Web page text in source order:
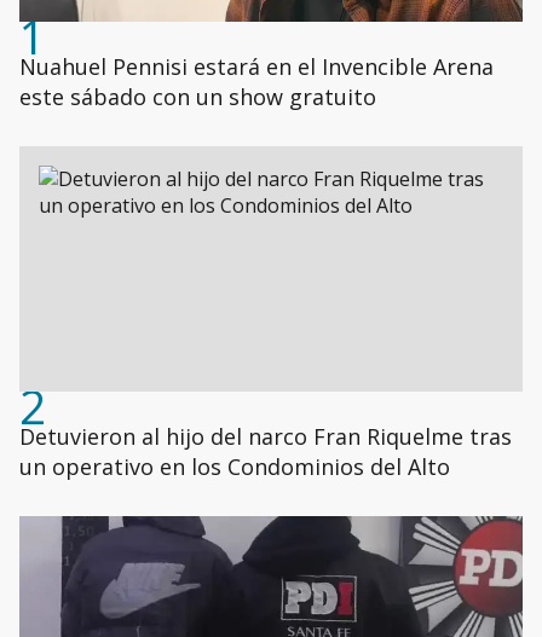
1
Nuahuel Pennisi estará en el Invencible Arena
este sábado con un show gratuito
2
Detuvieron al hijo del narco Fran Riquelme tras
un operativo en los Condominios del Alto